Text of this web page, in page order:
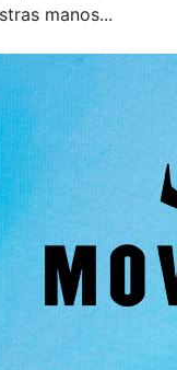
manos...